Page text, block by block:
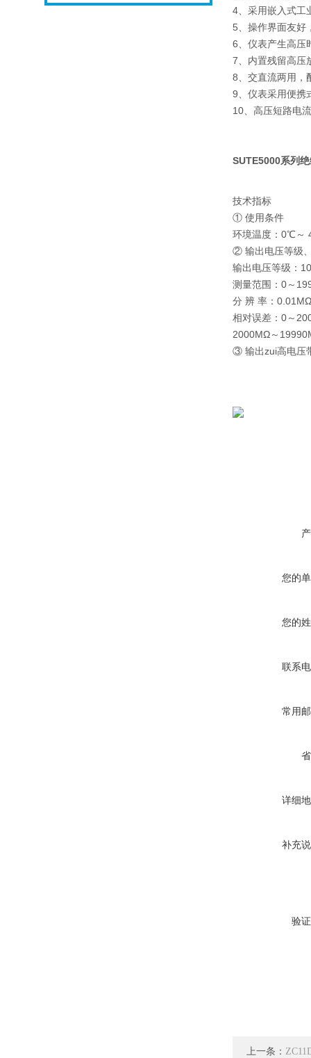
4、采用嵌入式工
5、操作界面友好
6、仪表产生高压
7、内置残留高压
8、交直流两用，
9、仪表采用便携
10、高压短路电
SUTE5000系列
技术指标
① 使用条件
环境温度：0℃～
② 输出电压等级
输出电压等级：
测量范围：0～
分 辨 率：
相对误差：0～
2000MΩ～
③ 输出zui高电压
您的
您的
联系
常用
详细
补充
验
上一条：